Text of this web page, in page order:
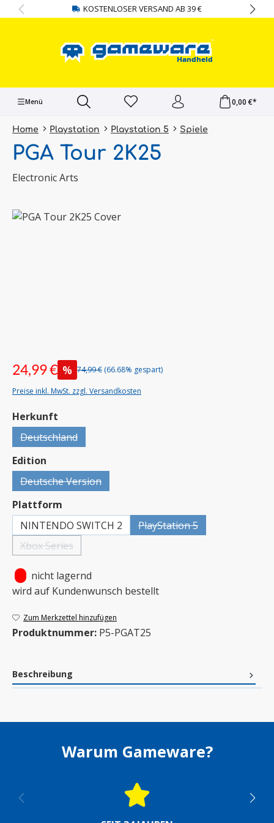
springen KOSTENLOSER VERSAND AB 39 €
Menü 0,00 €*
Home Playstation Playstation 5 Spiele
PGA Tour 2K25
Electronic Arts
Bildergalerie überspringen
24,99 € % 74,99 € (66.68% gespart)
Preise inkl. MwSt. zzgl. Versandkosten
Herkunft
Deutschland(Diese Option ist zurzeit nicht verfügbar.)
Edition
Deutsche Version(Diese Option ist zurzeit nicht verfügbar.)
Plattform
NINTENDO SWITCH 2
PlayStation 5(Diese Option ist zurzeit nicht
Xbox Series(Diese Option ist zurzeit nicht verfügbar.)
nicht lagernd
wird auf Kundenwunsch bestellt
Zum Merkzettel hinzufügen
Produktnummer: P5-PGAT25
Beschreibung
Warum Gameware?